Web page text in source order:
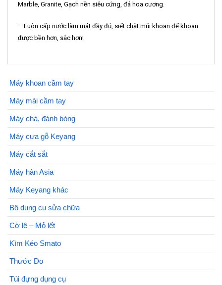
Marble, Granite, Gạch nền siêu cứng, đá hoa cương.
– Luôn cấp nước làm mát đầy đủ, siết chặt mũi khoan để khoan
được bền hơn, sắc hơn!
Máy khoan cầm tay
Máy mài cầm tay
Máy chà, đánh bóng
Máy cưa gỗ Keyang
Máy cắt sắt
Máy hàn Asia
Máy Keyang khác
Bộ dụng cụ sửa chữa
Cờ lê – Mỏ lết
Kìm Kéo Smato
Thước Đo
Túi đựng dụng cụ